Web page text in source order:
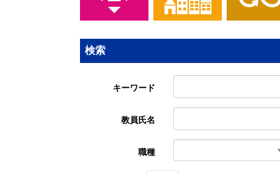
検索
キーワード
教員氏名
職種